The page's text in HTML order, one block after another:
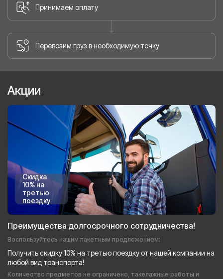
Принимаем оплату
Перевозим груз в необходимую точку
Акции
Скидка
10% на
третью
поездку
Преимущества долгосрочного сотрудничества!
Воспользуйтесь нашим пакетным предложением:
Получить скидку 10% на третью поездку от нашей компании на
любой вид транспорта!
Количество предметов не ограничено, такелажные работы и